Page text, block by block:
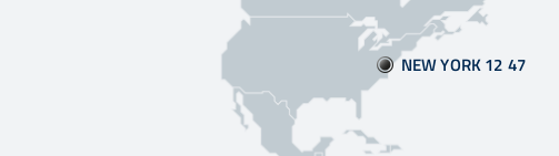
NEW YORK 12:47